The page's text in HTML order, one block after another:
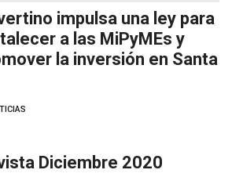
impulsa una ley para
a las MiPyMEs y
la inversión en Santa
Diciembre 2020